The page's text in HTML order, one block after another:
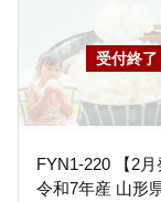
FYN1-220 【2月発送】
令和7年産 山形